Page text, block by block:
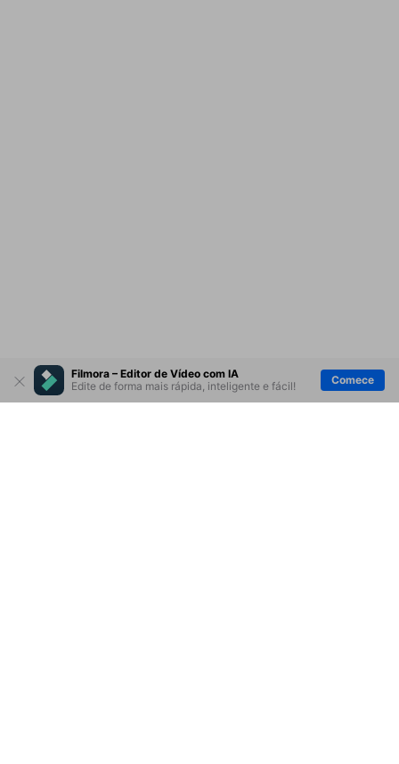
Filmora – Editor de Vídeo com IA
Edite de forma mais rápida, inteligente e fácil!
Comece